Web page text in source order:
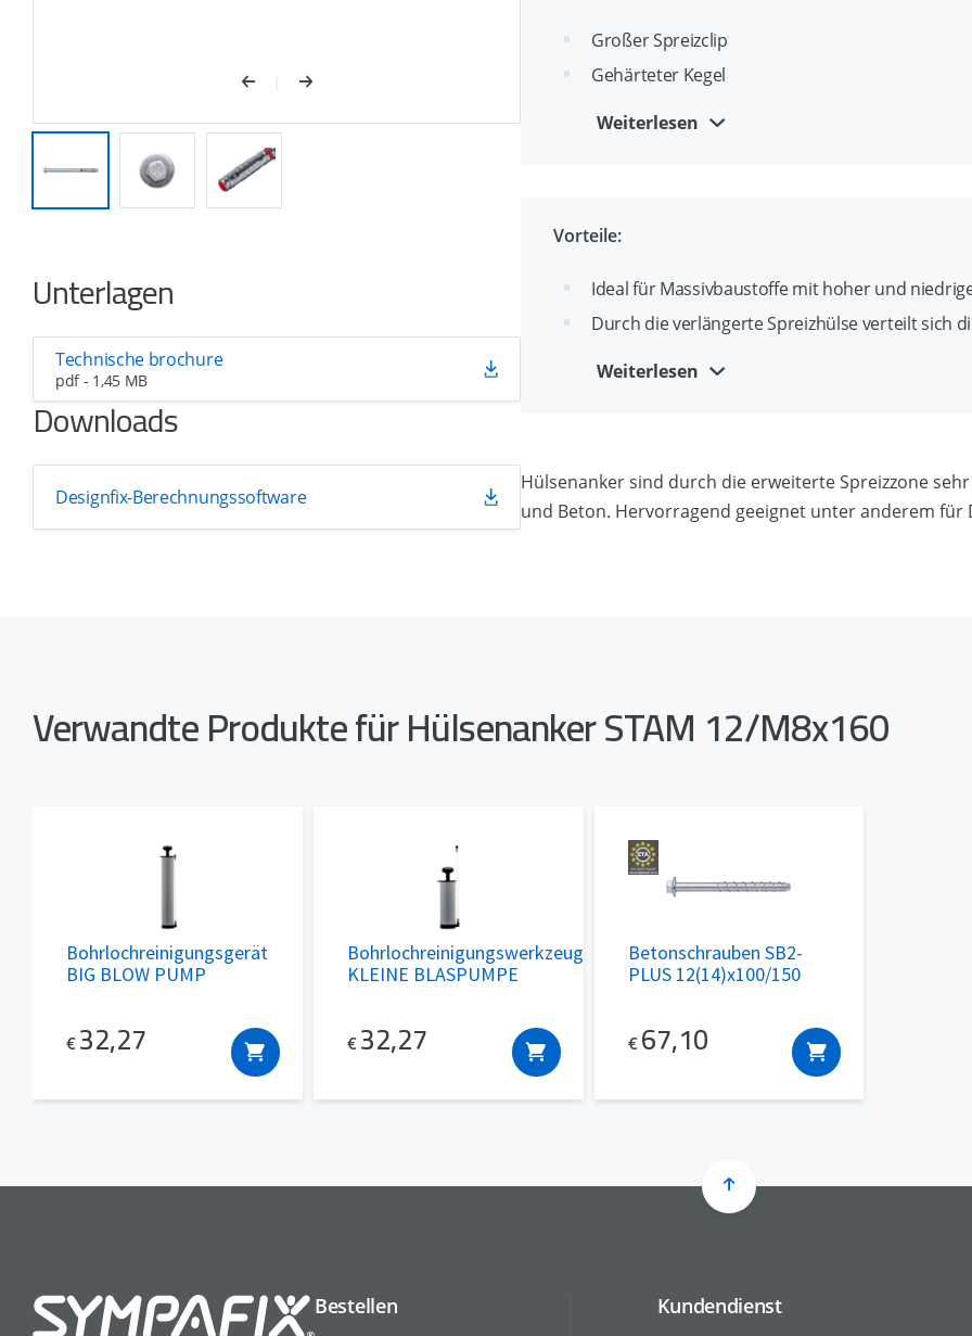
Unterlagen
Technische brochure
pdf - 1,45 MB
Downloads
Designfix-Berechnungssoftware
Großer Spreizclip
Gehärteter Kegel
Staubdichte Abdeckung verhindert das
Weiterlesen
Vorteile:
Ideal für Massivbaustoffe mit hoher und
Durch die verlängerte Spreizhülse verteilt sich
Kalksandstein) gewährleistet.
Sehr gut geeignet für den Dachaufbau und die
Hohe Scherbelastung durch Ankerbolzen 8,8.
Weiterlesen
Hülsenanker sind durch die erweiterte Spreizzone
und Beton. Hervorragend geeignet unter anderem
Verwandte Produkte für Hülsenanker STAM 12/M8x160
Bohrlochreinigungsgerät
BIG BLOW PUMP
€ 32,27
Bohrlochreinigungswerkzeug
KLEINE BLASPUMPE
€ 32,27
Betonschrauben SB2-
PLUS 12(14)x100/150
€ 67,10
Bestellen Kundendienst